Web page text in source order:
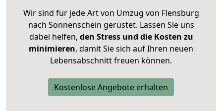
Wir sind für jede Art von Umzug von Flensburg
nach Sonnenschein gerüstet. Lassen Sie uns
dabei helfen, den Stress und die Kosten zu
minimieren, damit Sie sich auf Ihren neuen
Lebensabschnitt freuen können.
Kostenlose Angebote erhalten